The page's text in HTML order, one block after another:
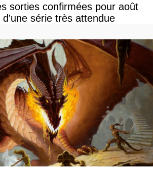
sorties confirmées pour août
série très attendue